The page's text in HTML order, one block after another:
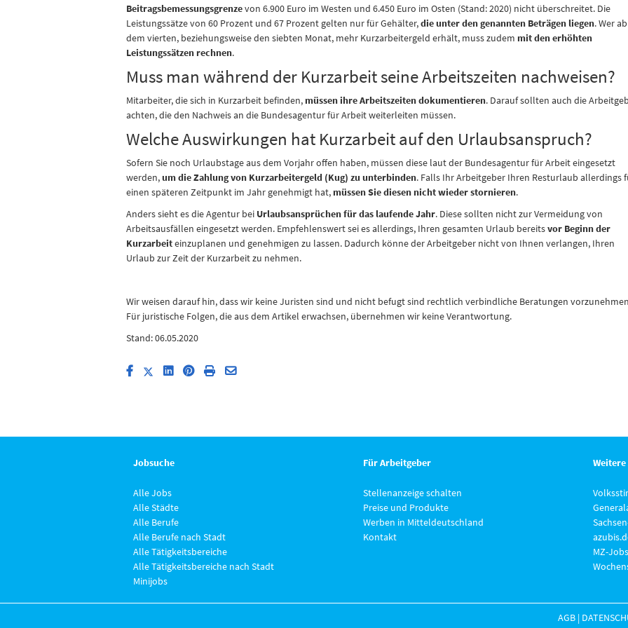
Beitragsbemessungsgrenzevon 6.900 Euro im Westen und 6.450 Euro im Osten (Stand: 2020) nicht überschreitet. Die
Leistungssätze von 60 Prozent und 67 Prozent gelten nur für Gehälter,die unter den genannten Beträgen liegen. Wer ab
dem vierten, beziehungsweise den siebten Monat, mehr Kurzarbeitergeld erhält, muss zudem mit den erhöhten
Leistungssätzen rechnen.
Muss man während der Kurzarbeit seine Arbeitszeiten nachweisen?
Mitarbeiter, die sich in Kurzarbeit befinden, müssen ihre Arbeitszeiten dokumentieren. Darauf sollten auch die
achten, die den Nachweis an die Bundesagentur für Arbeit weiterleiten müssen.
Welche Auswirkungen hat Kurzarbeit auf den Urlaubsanspruch?
Sofern Sie noch Urlaubstage aus dem Vorjahr offen haben, müssen diese laut der Bundesagentur für Arbeit eingesetzt
werden,um die Zahlung von Kurzarbeitergeld (Kug) zu unterbinden. Falls Ihr Arbeitgeber Ihren Resturlaub allerdings
einen späteren Zeitpunkt im Jahr genehmigt hat, müssen Sie diesen nicht wieder stornieren.
Anders sieht es die Agentur bei Urlaubsansprüchen für das laufende Jahr. Diese sollten nicht zur Vermeidung von
Arbeitsausfällen eingesetzt werden. Empfehlenswert sei es allerdings, Ihren gesamten Urlaub bereitsvor Beginn der
Kurzarbeiteinzuplanen und genehmigen zu lassen. Dadurch könne der Arbeitgeber nicht von Ihnen verlangen, Ihren
Urlaub zur Zeit der Kurzarbeit zu nehmen.
Wir weisen darauf hin, dass wir keine Juristen sind und nicht befugt sind rechtlich verbindliche Beratungen
Für juristische Folgen, die aus dem Artikel erwachsen, übernehmen wir keine Verantwortung.
Stand: 06.05.2020
Jobsuche
Alle Jobs
Alle Städte
Alle Berufe
Alle Berufe nach Stadt
Alle Tätigkeitsbereiche
Alle Tätigkeitsbereiche nach Stadt
Minijobs
Für Arbeitgeber
Stellenanzeige schalten
Preise und Produkte
Werben in Mitteldeutschland
Kontakt
MZ-
AGB |